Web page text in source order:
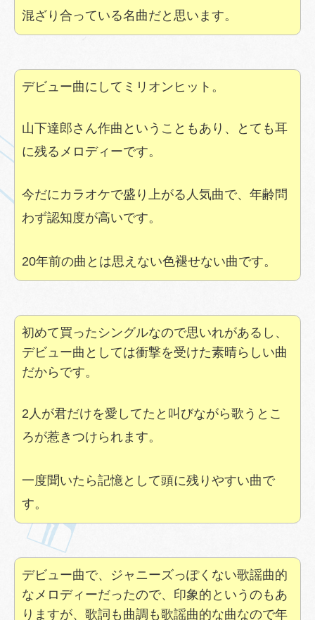
混ざり合っている名曲だと思います。
デビュー曲にしてミリオンヒット。
山下達郎さん作曲ということもあり、とても耳
に残るメロディーです。
今だにカラオケで盛り上がる人気曲で、年齢問
わず認知度が高いです。
20年前の曲とは思えない色褪せない曲です。
初めて買ったシングルなので思いれがあるし、
デビュー曲としては衝撃を受けた素晴らしい曲
だからです。
2人が君だけを愛してたと叫びながら歌うとこ
ろが惹きつけられます。
一度聞いたら記憶として頭に残りやすい曲で
す。
デビュー曲で、ジャニーズっぽくない歌謡曲的
なメロディーだったので、印象的というのもあ
りますが、歌詞も曲調も歌謡曲的な曲なので年